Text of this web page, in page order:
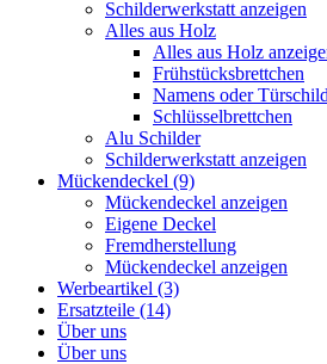
Schilderwerkstatt anzeigen
Alles aus Holz
Alles aus Holz
Frühstücksbrettchen
Namens oder
Schlüsselbrettchen
Alu Schilder
Schilderwerkstatt anzeigen
Mückendeckel (9)
Mückendeckel anzeigen
Eigene Deckel
Fremdherstellung
Mückendeckel anzeigen
Werbeartikel (3)
Ersatzteile (14)
Über uns
Über uns